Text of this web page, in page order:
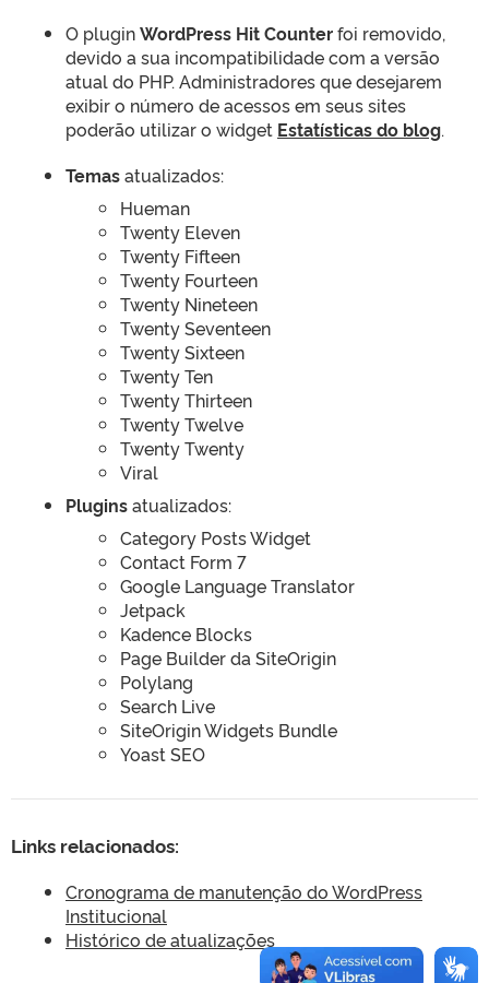
O pluginWordPress Hit Counterfoi removido,
devido a sua incompatibilidade com a versão
atual do PHP. Administradores que desejarem
exibir o número de acessos em seus sites
poderão utilizar o widget Estatísticas do blog.
Temasatualizados:
Hueman
Twenty Eleven
Twenty Fifteen
Twenty Fourteen
Twenty Nineteen
Twenty Seventeen
Twenty Sixteen
Twenty Ten
Twenty Thirteen
Twenty Twelve
Twenty Twenty
Viral
Pluginsatualizados:
Category Posts Widget
Contact Form 7
Google Language Translator
Jetpack
Kadence Blocks
Page Builder da SiteOrigin
Polylang
Search Live
SiteOrigin Widgets Bundle
Yoast SEO
Links relacionados:
Cronograma de manutenção do WordPress
Institucional
Histórico de atualizações